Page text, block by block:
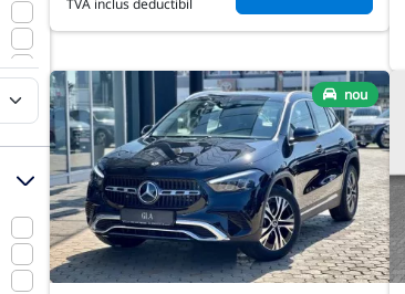
TVA inclus deductibil
nou